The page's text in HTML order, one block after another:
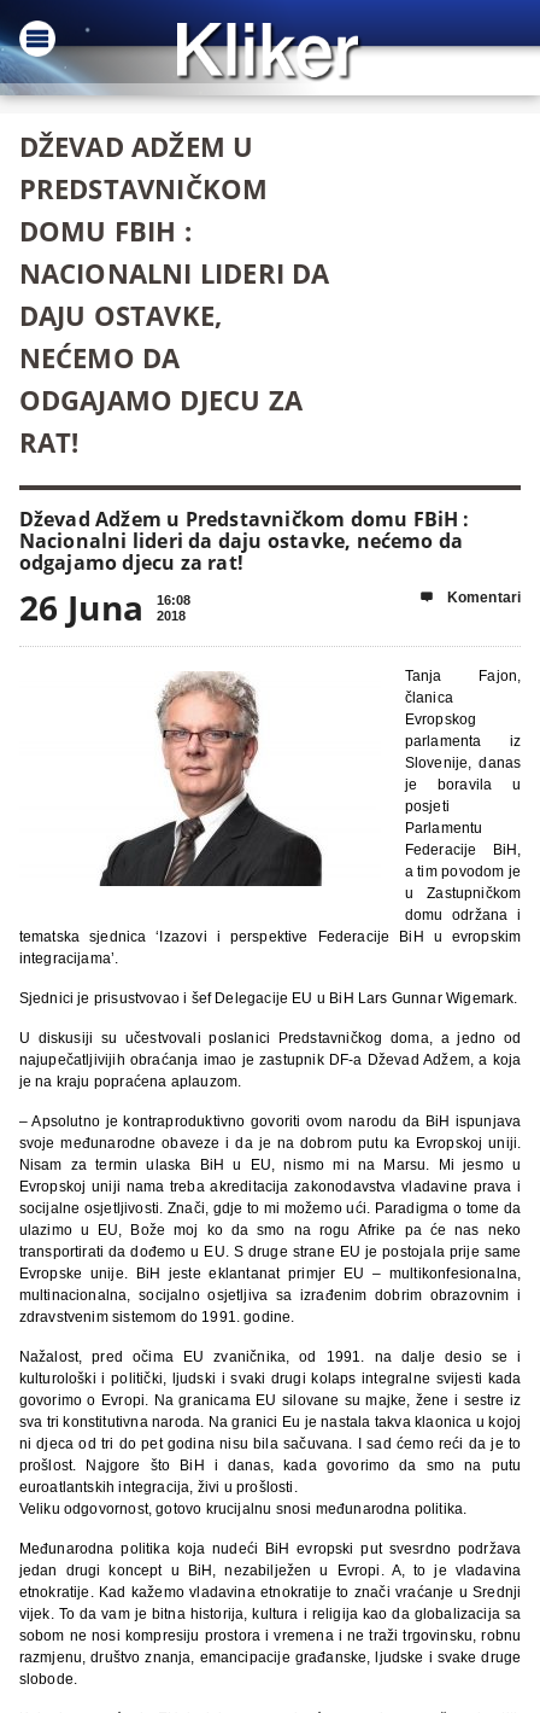
DŽEVAD ADŽEM U
PREDSTAVNIČKOM
DOMU FBIH :
NACIONALNI LIDERI DA
DAJU OSTAVKE,
NEĆEMO DA
ODGAJAMO DJECU ZA
RAT!
Dževad Adžem u Predstavničkom domu FBiH :
Nacionalni lideri da daju ostavke, nećemo da
odgajamo djecu za rat!
26 Juna
16:08
2018
 Komentari
Tanja Fajon,
članica
Evropskog
parlamenta iz
Slovenije, danas
je boravila u
posjeti
Parlamentu
Federacije BiH,
a tim povodom je
u Zastupničkom
domu održana i
tematska sjednica ‘Izazovi i perspektive Federacije BiH u evropskim
integracijama’.
Sjednici je prisustvovao i šef Delegacije EU u BiH Lars Gunnar Wigemark.
U diskusiji su učestvovali poslanici Predstavničkog doma, a jedno od
najupečatljivijih obraćanja imao je zastupnik DF-a Dževad Adžem, a koja
je na kraju popraćena aplauzom.
– Apsolutno je kontraproduktivno govoriti ovom narodu da BiH ispunjava
svoje međunarodne obaveze i da je na dobrom putu ka Evropskoj uniji.
Nisam za termin ulaska BiH u EU, nismo mi na Marsu. Mi jesmo u
Evropskoj uniji nama treba akreditacija zakonodavstva vladavine prava i
socijalne osjetljivosti. Znači, gdje to mi možemo ući. Paradigma o tome da
ulazimo u EU, Bože moj ko da smo na rogu Afrike pa će nas neko
transportirati da dođemo u EU. S druge strane EU je postojala prije same
Evropske unije. BiH jeste eklantanat primjer EU – multikonfesionalna,
multinacionalna, socijalno osjetljiva sa izrađenim dobrim obrazovnim i
zdravstvenim sistemom do 1991. godine.
Nažalost, pred očima EU zvaničnika, od 1991. na dalje desio se i
kulturološki i politički, ljudski i svaki drugi kolaps integralne svijesti kada
govorimo o Evropi. Na granicama EU silovane su majke, žene i sestre iz
sva tri konstitutivna naroda. Na granici Eu je nastala takva klaonica u kojoj
ni djeca od tri do pet godina nisu bila sačuvana. I sad ćemo reći da je to
prošlost. Najgore što BiH i danas, kada govorimo da smo na putu
euroatlantskih integracija, živi u prošlosti.
Veliku odgovornost, gotovo krucijalnu snosi međunarodna politika.
Međunarodna politika koja nudeći BiH evropski put svesrdno podržava
jedan drugi koncept u BiH, nezabilježen u Evropi. A, to je vladavina
etnokratije. Kad kažemo vladavina etnokratije to znači vraćanje u Srednji
vijek. To da vam je bitna historija, kultura i religija kao da globalizacija sa
sobom ne nosi kompresiju prostora i vremena i ne traži trgovinsku, robnu
razmjenu, društvo znanja, emancipacije građanske, ljudske i svake druge
slobode.